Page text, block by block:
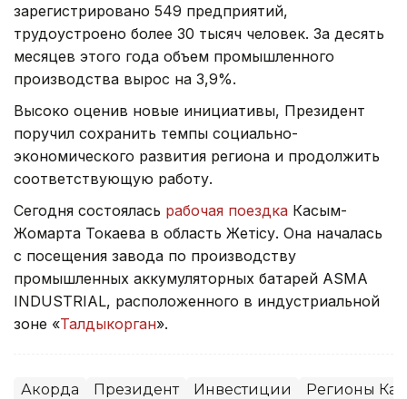
зарегистрировано 549 предприятий,
трудоустроено более 30 тысяч человек. За десять
месяцев этого года объем промышленного
производства вырос на 3,9%.
Высоко оценив новые инициативы, Президент
поручил сохранить темпы социально-
экономического развития региона и продолжить
соответствующую работу.
Сегодня состоялась рабочая поездка Касым-
Жомарта Токаева в область Жетісу. Она началась
с посещения завода по производству
промышленных аккумуляторных батарей ASMA
INDUSTRIAL, расположенного в индустриальной
зоне «Талдыкорган».
Акорда Президент Инвестиции Регионы